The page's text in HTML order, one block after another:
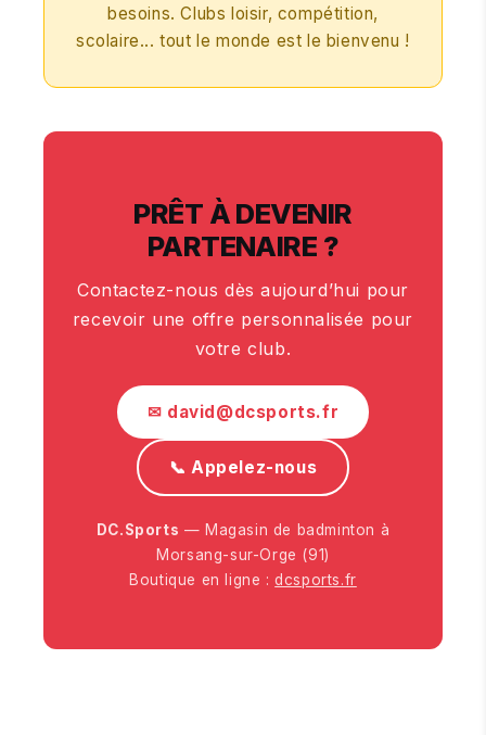
besoins. Clubs loisir, compétition,
scolaire... tout le monde est le bienvenu !
PRÊT À DEVENIR
PARTENAIRE ?
Contactez-nous dès aujourd’hui pour
recevoir une offre personnalisée pour
votre club.
✉ david@dcsports.fr
📞 Appelez-nous
DC.Sports — Magasin de badminton à
Morsang-sur-Orge (91)
Boutique en ligne :dcsports.fr